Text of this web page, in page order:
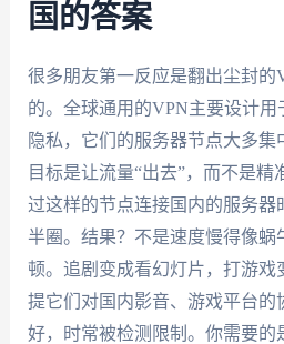
国的答案
很多朋友第一反应是翻出尘封的
的。全球通用的VPN主要设计
隐私，它们的服务器节点大多集
目标是让流量“出去”，而不是精
过这样的节点连接国内的服务器
半圈。结果？不是速度慢得像蜗
顿。追剧变成看幻灯片，打游戏
提它们对国内影音、游戏平台的
好，时常被检测限制。你需要的